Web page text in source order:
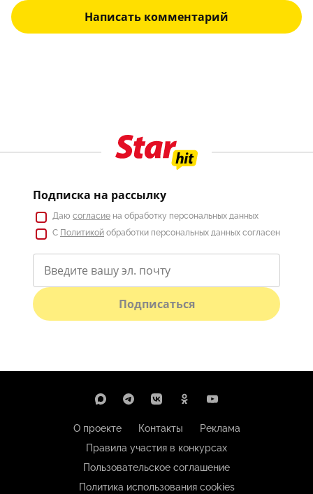
Написать комментарий
Подписка на рассылку
Даю согласие на обработку персональных данных
С Политикой обработки персональных данных согласен
Подписаться
О проекте Контакты
Реклама
Правила участия в конкурсах
Пользовательское соглашение
Политика использования cookies